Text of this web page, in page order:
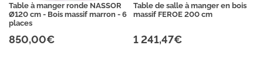
Table à manger ronde NASSOR
Ø120 cm - Bois massif marron - 6
places
850,00€
Table de salle à manger en bois
massif FEROE 200 cm
1 241,47€